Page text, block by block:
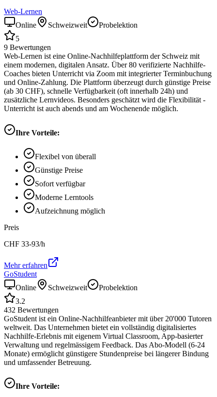
Web-Lernen
Online
Schweizweit
Probelektion
5
9 Bewertungen
Web-Lernen ist eine Online-Nachhilfeplattform der Schweiz mit
einem modernen, digitalen Ansatz. Über 80 verifizierte Nachhilfe-
Coaches bieten Unterricht via Zoom mit integrierter Terminbuchung
und Online-Zahlung. Die Plattform überzeugt durch günstige Preise
(ab 30 CHF), schnelle Verfügbarkeit (oft innerhalb 24h) und
zusätzliche Lernvideos. Besonders geschätzt wird die Flexibilität -
Unterricht ist auch abends und am Wochenende möglich.
Ihre Vorteile:
Flexibel von überall
Günstige Preise
Sofort verfügbar
Moderne Lerntools
Aufzeichnung möglich
Preis
CHF 33-93/h
Mehr erfahren
GoStudent
Online
Schweizweit
Probelektion
3.2
432 Bewertungen
GoStudent ist ein Online-Nachhilfeanbieter mit über 20'000 Tutoren
weltweit. Das Unternehmen bietet ein vollständig digitalisiertes
Nachhilfe-Erlebnis mit eigenem Virtual Classroom, App-basierter
Verwaltung und regelmässigem Feedback. Das Abo-Modell (6-24
Monate) ermöglicht günstigere Stundenpreise bei längerer Bindung
und umfassender Betreuung.
Ihre Vorteile: